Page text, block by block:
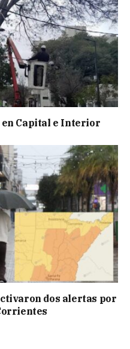
en Capital e Interior
dos alertas por